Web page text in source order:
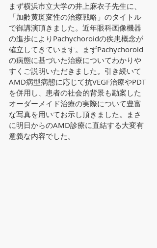
まず横浜市立大学の井上麻衣子先生に、
「加齢黄斑変性の治療戦略」のタイトル
で御講演頂きました。近年眼科画像機器
の進歩によりPachychoroidの疾患概念が
確立してきています。まずPachychoroid
の病態に基づいた治療についてわかりや
すくご説明いただきました。引き続いて
AMD病型病態に応じて抗VEGF治療やPDT
を併用し、患者の社会的背景も勘案した
オーダーメイド治療の実際について豊富
な写真を用いてお示し頂きました。まさ
に明日からのAMD診療に直結する大変有
意義な内容でした。